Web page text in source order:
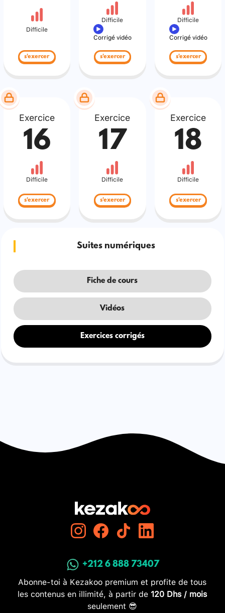
Difficile
s'exercer
Difficile
Corrigé vidéo
s'exercer
Difficile
Corrigé vidéo
s'exercer
Exercice
16
Difficile
s'exercer
Exercice
17
Difficile
s'exercer
Exercice
18
Difficile
s'exercer
Suites numériques
Fiche de cours
Vidéos
Exercices corrigés
+212 6 888 73407
Abonne-toi à Kezakoo premium et profite de tous
les contenus en illimité, à partir de 120 Dhs / mois
seulement 😎